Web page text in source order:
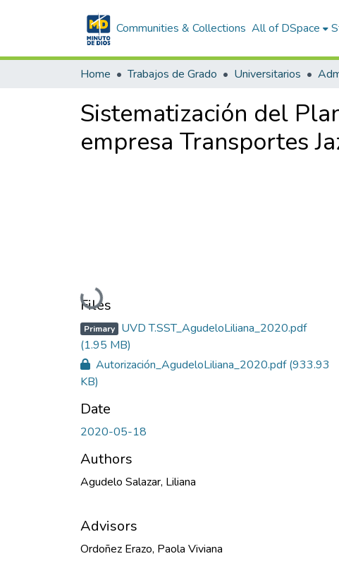
Communities & Collections All of DSpace
Home Trabajos de Grado Universitarios
Sistematización del
empresa Transportes
Loading...
Files
Primary UVD T.SST_AgudeloLiliana_2020.pdf
(1.95 MB)
Autorización_AgudeloLiliana_2020.pdf(933.93
KB)
Date
2020-05-18
Authors
Agudelo Salazar, Liliana
Advisors
Ordoñez Erazo, Paola Viviana